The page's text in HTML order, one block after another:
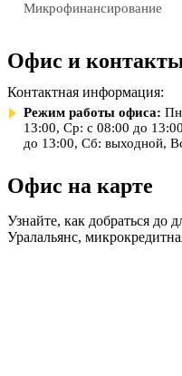
Микрофинансирование
Офис и
Контактная информация:
Режим работы офиса:
13:00, Ср: с 08:00 до
до 13:00, Сб: выходной,
Офис на карте
Узнайте, как добраться до
Уралальянс,